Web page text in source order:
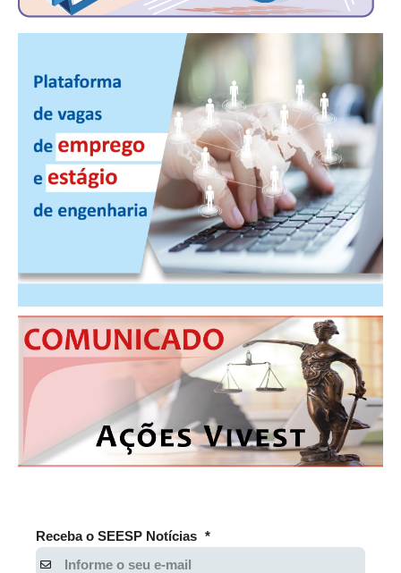
PUBLICIDADE
MANUAL DE REDAÇÃO
RELEASES
CADASTRO
ATUALIZAÇÃO CADASTRAL
NÚCLEO JOVEM
Receba o SEESP Notícias *